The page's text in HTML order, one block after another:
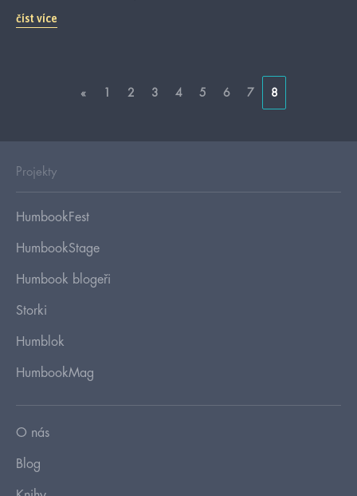
číst více
« 1 2 3 4 5 6 7 8
Projekty
HumbookFest
HumbookStage
Humbook blogeři
Storki
Humblok
HumbookMag
O nás
Blog